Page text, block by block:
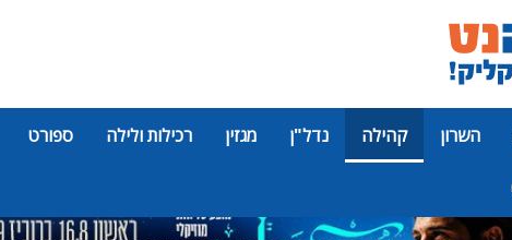
השרון קהילה נדל"ן מגזין רכילות ולילה ספורט